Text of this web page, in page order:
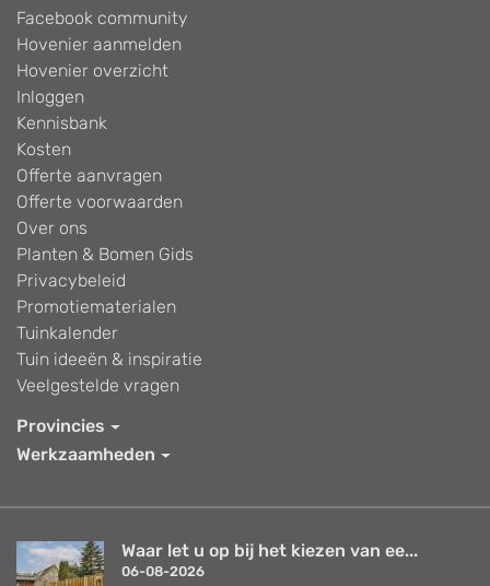
Facebook community
Hovenier aanmelden
Hovenier overzicht
Inloggen
Kennisbank
Kosten
Offerte aanvragen
Offerte voorwaarden
Over ons
Planten & Bomen Gids
Privacybeleid
Promotiematerialen
Tuinkalender
Tuin ideeën & inspiratie
Veelgestelde vragen
Provincies
Werkzaamheden
Waar let u op bij het kiezen van ee...
06-08-2026